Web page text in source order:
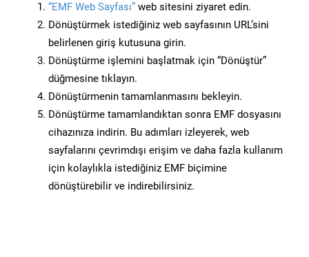
“EMF Web Sayfası” web sitesini ziyaret edin.
Dönüştürmek istediğiniz web sayfasının URL’sini
belirlenen giriş kutusuna girin.
Dönüştürme işlemini başlatmak için “Dönüştür”
düğmesine tıklayın.
Dönüştürmenin tamamlanmasını bekleyin.
Dönüştürme tamamlandıktan sonra EMF dosyasını
cihazınıza indirin. Bu adımları izleyerek, web
sayfalarını çevrimdışı erişim ve daha fazla kullanım
için kolaylıkla istediğiniz EMF biçimine
dönüştürebilir ve indirebilirsiniz.